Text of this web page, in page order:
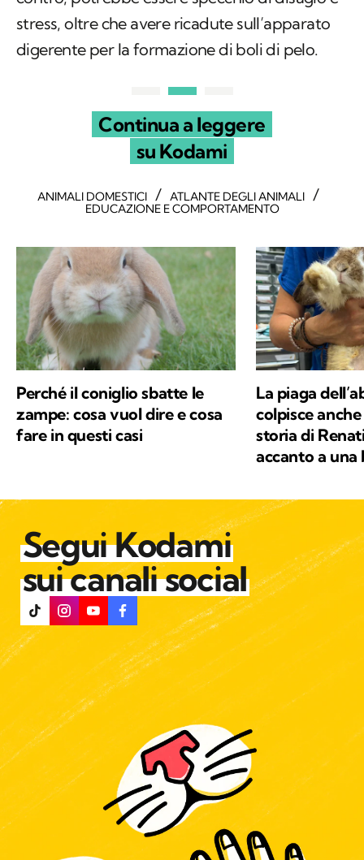
stress, oltre che avere ricadute sull’apparato
digerente per la formazione di boli di pelo.
Continua a leggere
su Kodami
ANIMALI DOMESTICI / ATLANTE DEGLI ANIMALI /
EDUCAZIONE E COMPORTAMENTO
Perché il coniglio sbatte le
zampe: cosa vuol dire e cosa
fare in questi casi
La piaga
colpisce
storia di
accanto a una
Segui Kodami
sui canali social